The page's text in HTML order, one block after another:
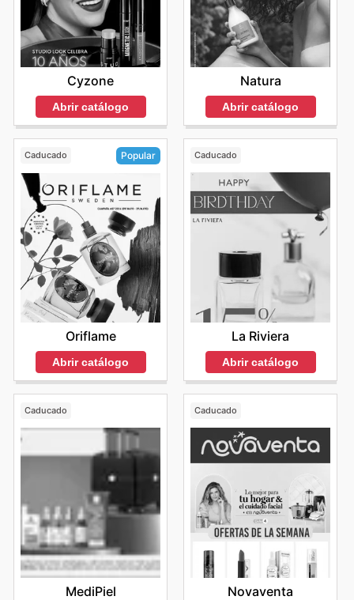
Cyzone
Abrir catálogo
Natura
Abrir catálogo
Caducado Popular
Oriflame
Abrir catálogo
Caducado
La Riviera
Abrir catálogo
Caducado
MediPiel
Caducado
Novaventa